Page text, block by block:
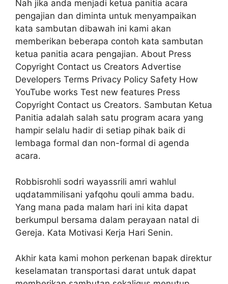
Nah jika anda menjadi ketua panitia acara
pengajian dan diminta untuk menyampaikan
kata sambutan dibawah ini kami akan
memberikan beberapa contoh kata sambutan
ketua panitia acara pengajian. About Press
Copyright Contact us Creators Advertise
Developers Terms Privacy Policy Safety How
YouTube works Test new features Press
Copyright Contact us Creators. Sambutan Ketua
Panitia adalah salah satu program acara yang
hampir selalu hadir di setiap pihak baik di
lembaga formal dan non-formal di agenda
acara.
Robbisrohli sodri wayassrili amri wahlul
uqdatammilisani yafqohu qouli amma badu.
Yang mana pada malam hari ini kita dapat
berkumpul bersama dalam perayaan natal di
Gereja. Kata Motivasi Kerja Hari Senin.
Akhir kata kami mohon perkenan bapak direktur
keselamatan transportasi darat untuk dapat